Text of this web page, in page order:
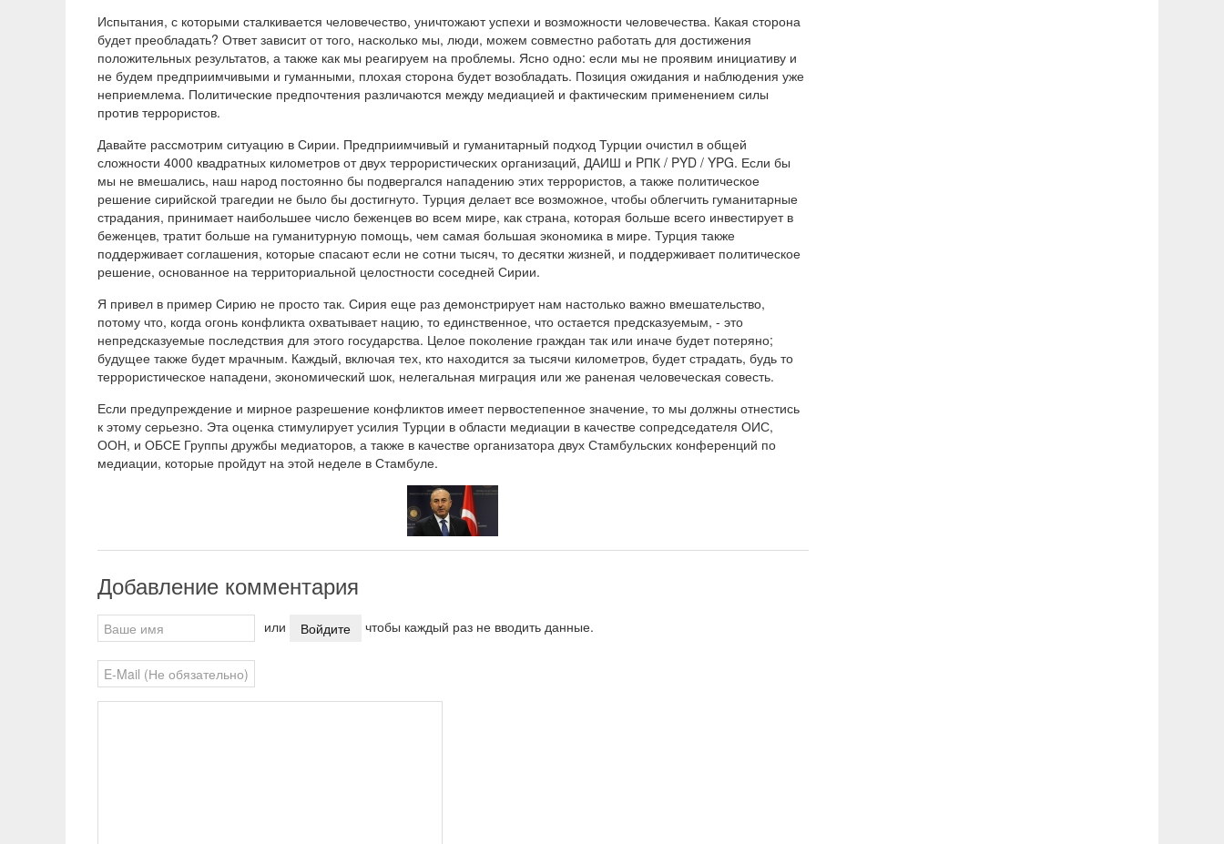
Испытания, с которыми сталкивается человечество, уничтожают успехи и возможности человечества. Какая сторона
будет преобладать? Ответ зависит от того, насколько мы, люди, можем совместно работать для достижения
положительных результатов, а также как мы реагируем на проблемы. Ясно одно: если мы не проявим инициативу и
не будем предприимчивыми и гуманными, плохая сторона будет возобладать. Позиция ожидания и наблюдения уже
неприемлема. Политические предпочтения различаются между медиацией и фактическим применением силы
против террористов.
Давайте рассмотрим ситуацию в Сирии. Предприимчивый и гуманитарный подход Турции очистил в общей
сложности 4000 квадратных километров от двух террористических организаций, ДАИШ и PПК / PYD / YPG. Если бы
мы не вмешались, наш народ постоянно бы подвергался нападению этих террористов, а также политическое
решение сирийской трагедии не было бы достигнуто. Турция делает все возможное, чтобы облегчить гуманитарные
страдания, принимает наибольшее число беженцев во всем мире, как страна, которая больше всего инвестирует в
беженцев, тратит больше на гуманитурную помощь, чем самая большая экономика в мире. Турция также
поддерживает соглашения, которые спасают если не сотни тысяч, то десятки жизней, и поддерживает политическое
решение, основанное на территориальной целостности соседней Сирии.
Я привел в пример Сирию не просто так. Сирия еще раз демонстрирует нам настолько важно вмешательство,
потому что, когда огонь конфликта охватывает нацию, то единственное, что остается предсказуемым, - это
непредсказуемые последствия для этого государства. Целое поколение граждан так или иначе будет потеряно;
будущее также будет мрачным. Каждый, включая тех, кто находится за тысячи километров, будет страдать, будь то
террористическое нападени, экономический шок, нелегальная миграция или же раненая человеческая совесть.
Если предупреждение и мирное разрешение конфликтов имеет первостепенное значение, то мы должны отнестись
к этому серьезно. Эта оценка стимулирует усилия Турции в области медиации в качестве сопредседателя ОИС,
ООН, и ОБСЕ Группы дружбы медиаторов, а также в качестве организатора двух Стамбульских конференций по
медиации, которые пройдут на этой неделе в Стамбуле.
Добавление комментария
или Войдите чтобы каждый раз не вводить данные.